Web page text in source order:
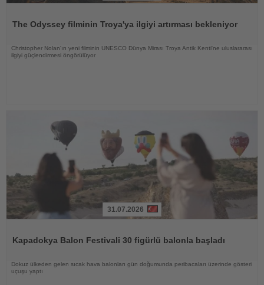
The Odyssey filminin Troya'ya ilgiyi artırması bekleniyor
Christopher Nolan'ın yeni filminin UNESCO Dünya Mirası Troya Antik Kenti'ne uluslararası
ilgiyi güçlendirmesi öngörülüyor
31.07.2026
Kapadokya Balon Festivali 30 figürlü balonla başladı
Dokuz ülkeden gelen sıcak hava balonları gün doğumunda peribacaları üzerinde gösteri
uçuşu yaptı